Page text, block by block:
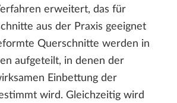
erweitert, das für
aus der Praxis geeignet
Querschnitte werden in
aufgeteilt, in denen der
Einbettung der
wird. Gleichzeitig wird